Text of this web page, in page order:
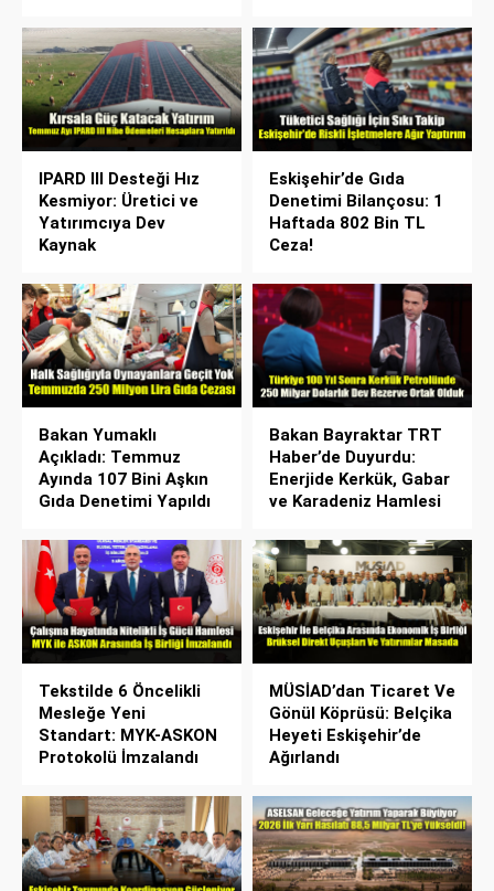
IPARD III Desteği Hız
Kesmiyor: Üretici ve
Yatırımcıya Dev
Kaynak
Eskişehir’de Gıda
Denetimi Bilançosu: 1
Haftada 802 Bin TL
Ceza!
Bakan Yumaklı
Açıkladı: Temmuz
Ayında 107 Bini Aşkın
Gıda Denetimi Yapıldı
Bakan Bayraktar TRT
Haber’de Duyurdu:
Enerjide Kerkük, Gabar
ve Karadeniz Hamlesi
Tekstilde 6 Öncelikli
Mesleğe Yeni
Standart: MYK-ASKON
Protokolü İmzalandı
MÜSİAD’dan Ticaret Ve
Gönül Köprüsü: Belçika
Heyeti Eskişehir’de
Ağırlandı